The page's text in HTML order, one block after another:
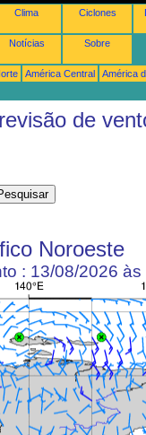
Clima Ciclones
Notícias Sobre
América Central
América
de
Noroeste
: 13/08/2026 às